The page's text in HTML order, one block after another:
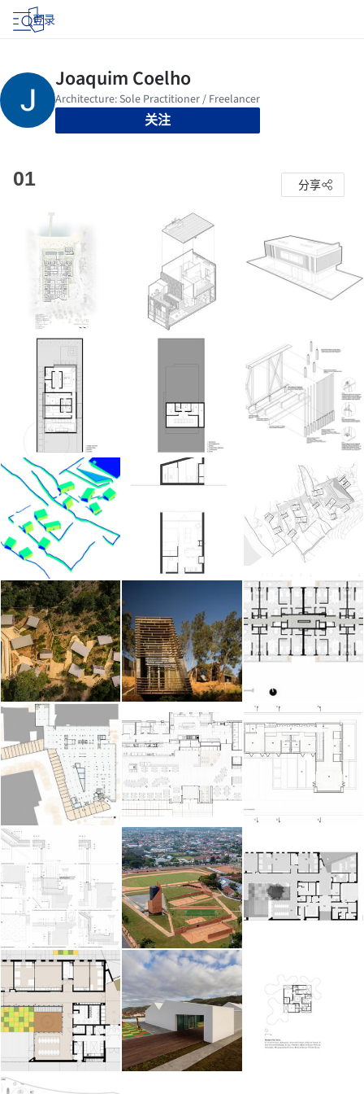
登录
关注
01 分享